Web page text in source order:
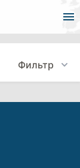
Фильтр